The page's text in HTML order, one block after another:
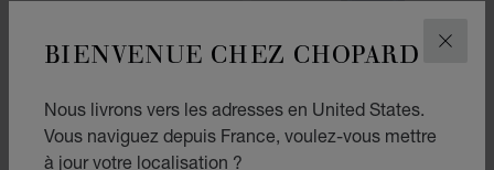
BIENVENUE CHEZ CHOPARD
Nous livrons vers les adresses en United States.
Vous naviguez depuis France, voulez-vous mettre
à jour votre localisation ?
LOVE CHOPARD
€ 96
APPELEZ-NOUS
ALLER À LAALLER À
PATCHOULI DE SUMATRA
€ 254